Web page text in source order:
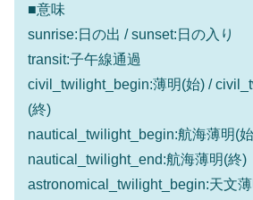
■意味
sunrise:日の出 / sunset:日の入り
transit:子午線通過
civil_twilight_begin:薄明(始) /
(終)
nautical_twilight_begin:航海薄明(
nautical_twilight_end:航海薄明(終)
astronomical_twilight_begin:天文